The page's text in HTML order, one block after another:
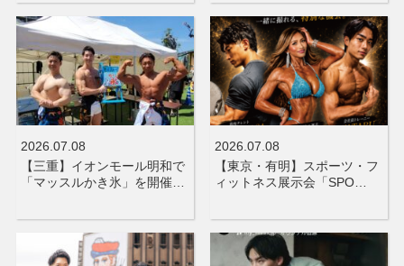
2026.07.08
【三重】イオンモール明和で
「マッスルかき氷」を開催…
2026.07.08
【東京・有明】スポーツ・フ
ィットネス展示会「SPO…